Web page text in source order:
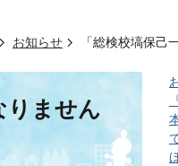
お知らせ 「総検校塙保己
りません